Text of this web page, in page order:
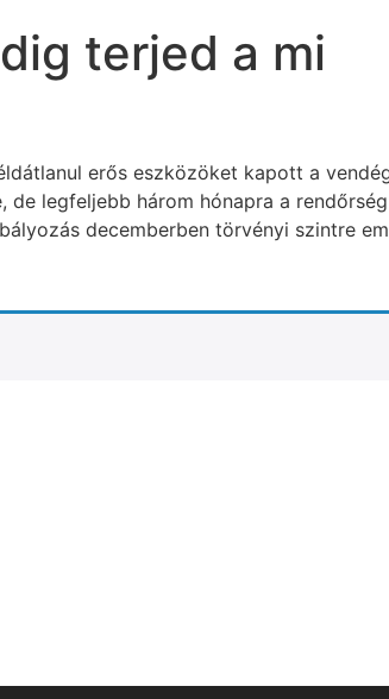
terjed a mi
erős eszközöket kapott a
legfeljebb három hónapra a
decemberben törvényi szintre